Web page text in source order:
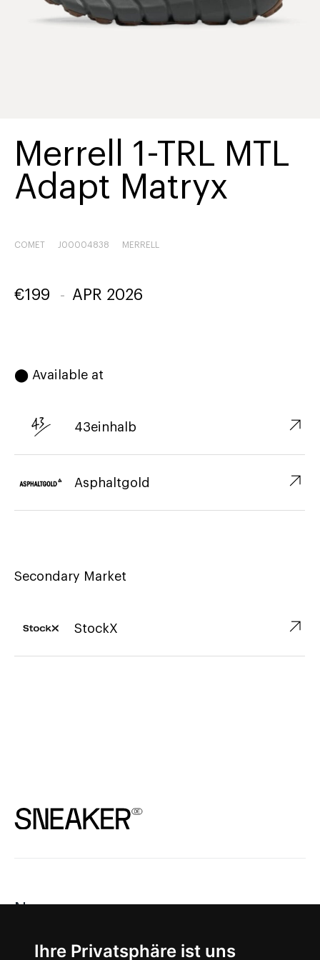
Ihre Privatsphäre ist uns
Merrell 1-TRL MTL
Adapt Matryx
COMET J00004838 MERRELL
€199 - APR 2026
⬤ Available at
43einhalb ↗︎
Asphaltgold ↗︎
Secondary Market
StockX ↗︎
News
About